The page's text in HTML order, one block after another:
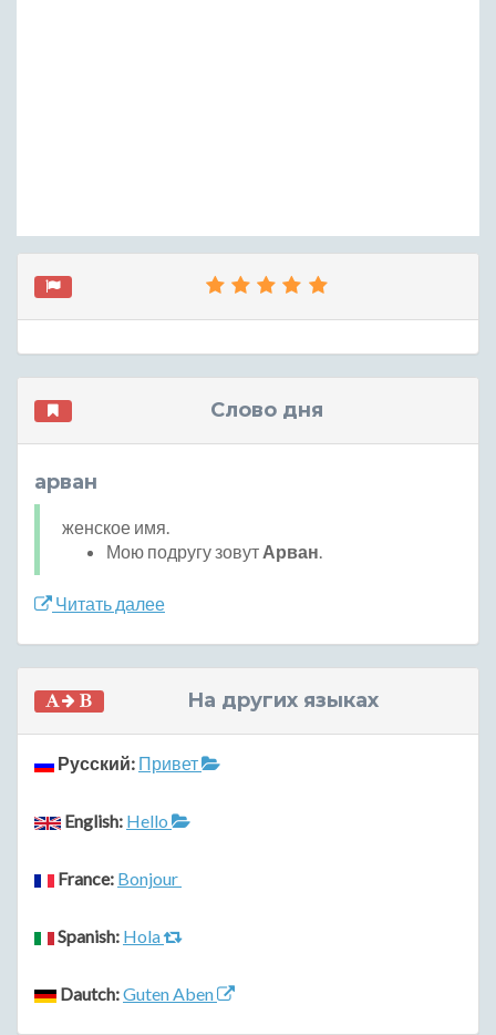
Слово дня
арван
женское имя.
Мою подругу зовут Арван.
Читать далее
На других языках
Русский: Привет
English: Hello
France: Bonjour
Spanish: Hola
Dautch:Guten Aben